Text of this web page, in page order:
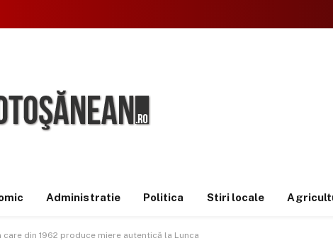
Administratie Politica Stiri locale
care din 1962 produce miere autentică la Lunca